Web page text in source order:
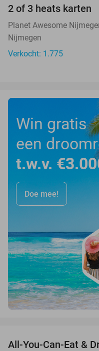
2 of 3 heats karten
Planet Awesome
Nijmegen
Verkocht: 1.775
Win gratis
een
t.w.v.
Doe mee!
All-You-Can-Eat &